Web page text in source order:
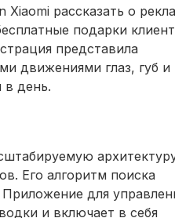
рассказать о
подарки
представила
движениями глаз, губ и
в день.
Его алгоритм поиска
для
и включает в себя